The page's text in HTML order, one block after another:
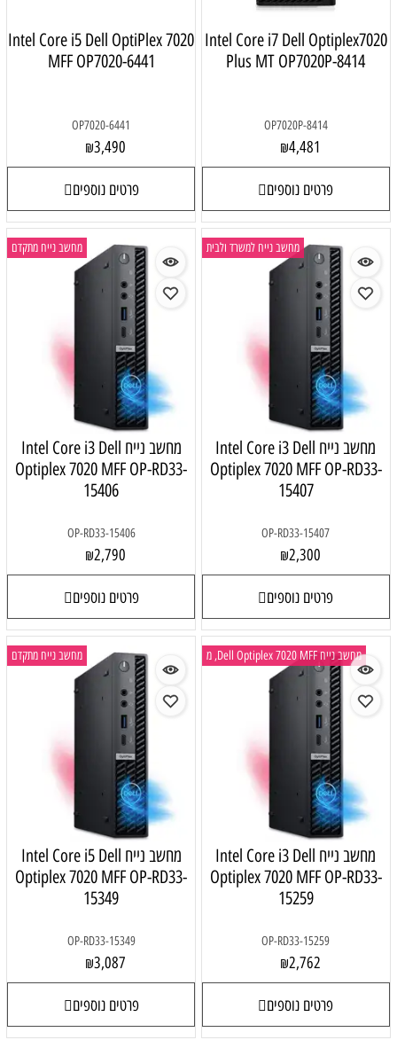
Intel Core i7 Dell
Plus MT OP7020P-8414
OP7020P-8414
₪4,481
פרטים נוספים
Intel Core i5 Dell OptiPlex 7020
MFF OP7020-6441
OP7020-6441
₪3,490
פרטים נוספים
מחשב נייח למשרד ולבית
מחשב נייח Intel Core i3 Dell
Optiplex 7020 MFF OP-RD33-
15407
OP-RD33-15407
₪2,300
פרטים נוספים
מחשב נייח מתקדם
מחשב נייח Intel Core i3 Dell
Optiplex 7020 MFF OP-RD33-
15406
OP-RD33-15406
₪2,790
פרטים נוספים
מחשב נייח Dell Optiplex 7020 MFF, מ
מחשב נייח Intel Core i3 Dell
Optiplex 7020 MFF OP-RD33-
15259
OP-RD33-15259
₪2,762
פרטים נוספים
מחשב נייח מתקדם
מחשב נייח Intel Core i5 Dell
Optiplex 7020 MFF OP-RD33-
15349
OP-RD33-15349
₪3,087
פרטים נוספים